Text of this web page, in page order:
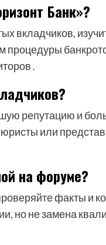
Банк»?
вкладчиков,
репутацию и
или
на форуме?
факты и
но не замена